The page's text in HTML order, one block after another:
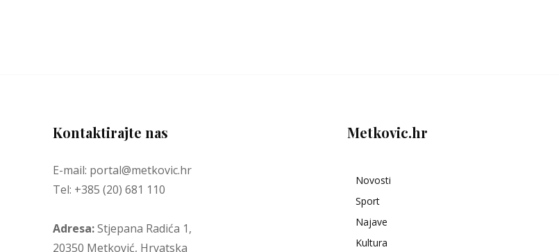
Kontaktirajte nas
E-mail: portal@metkovic.hr
Tel: +385 (20) 681 110
Adresa:Stjepana Radića 1,
20350 Metković, Hrvatska
Metkovic.hr
Novosti
Sport
Najave
Kultura